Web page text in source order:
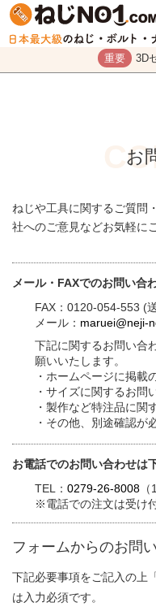
重要 3D
お
ねじや工具に関するご質問
社へのご意見などお気軽に
メール・FAXでのお問い合
FAX：0120-054-553 (
メール： maruei@neji-
下記に関するお問い合
願いいたします。
・ホームページに掲載
・サイズに関するお問
・製作など特注品に関
・その他、別途確認が
お電話でのお問い合わせは
TEL： 0279-26-8008
※電話での注文は受け
フォームからのお問
下記必要事項をご記入の上
は入力必須です。